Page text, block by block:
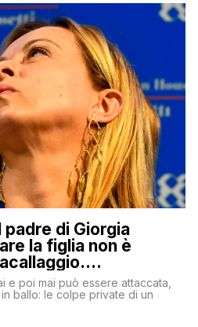
di Giorgia
la figlia non è
diversi
e poi mai può essere attaccata,
ballo: le colpe private di un